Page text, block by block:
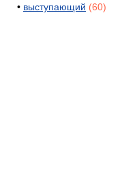
• выступающий (60)